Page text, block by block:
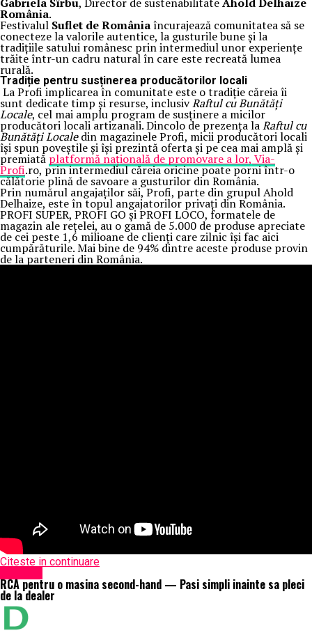
România.
Festivalul Suflet de Româniaîncurajează comunitatea să se
conecteze la valorile autentice, la gusturile bune și la
tradițiile satului românesc prin intermediul unor experiențe
trăite într-un cadru natural în care este recreată lumea
rurală.
Tradiție pentru susținerea producătorilor locali
La Profi implicarea în comunitate este o tradiție căreia îi
sunt dedicate timp și resurse, inclusivRaftul cu Bunătăți
Locale, cel mai amplu program de susținere a micilor
producători locali artizanali. Dincolo de prezența laRaftul cu
Bunătăți Localedin magazinele Profi, micii producători locali
își spun poveștile și își prezintă oferta și pe cea mai amplă și
premiată platformă națională de promovare a lor, Via-
Profi.ro, prin intermediul căreia oricine poate porni într-o
călătorie plină de savoare a gusturilor din România.
Prin numărul angajaților săi, Profi, parte din grupul Ahold
Delhaize, este în topul angajatorilor privați din România.
PROFI SUPER, PROFI GO și PROFI LOCO, formatele de
magazin ale rețelei, au o gamă de 5.000 de produse apreciate
de cei peste 1,6 milioane de clienți care zilnic își fac aici
cumpărăturile. Mai bine de 94% dintre aceste produse provin
de la parteneri din România.
Citeste in continuare
RCA pentru o masina second-hand — Pasi simpli inainte sa pleci
de la dealer